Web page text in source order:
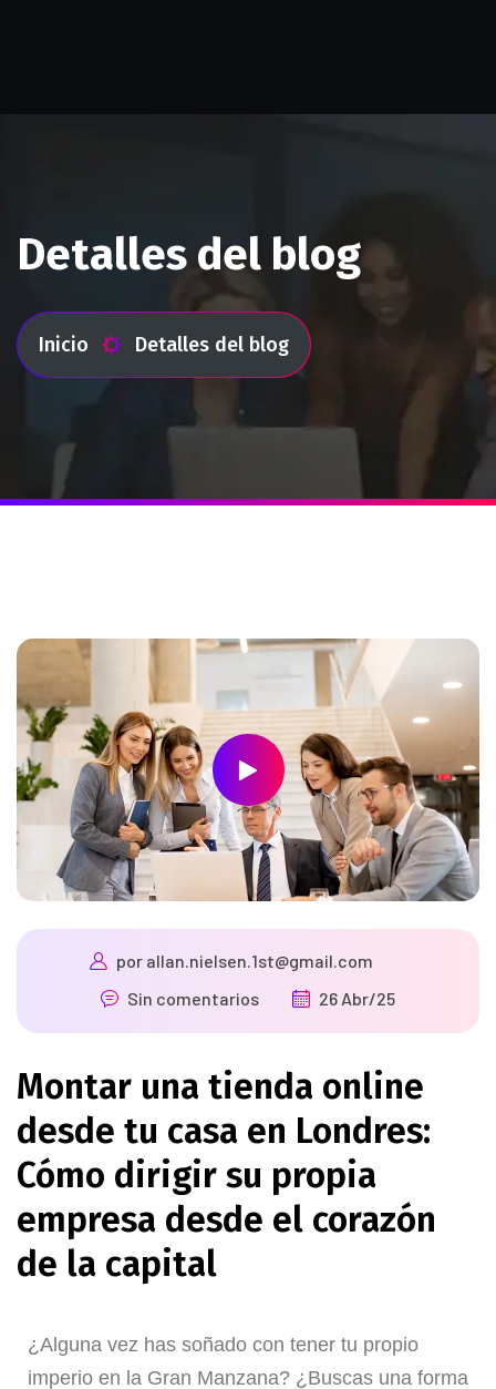
Detalles del blog
Inicio Detalles del blog
por allan.nielsen.1st@gmail.com
Sin comentarios
26 Abr/25
Montar una tienda online
desde tu casa en Londres:
Cómo dirigir su propia
empresa desde el corazón
de la capital
¿Alguna vez has soñado con tener tu propio
imperio en la Gran Manzana? ¿Buscas una forma